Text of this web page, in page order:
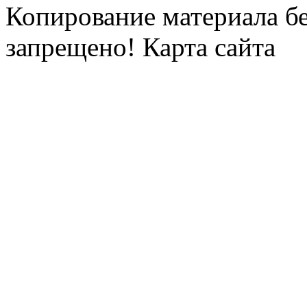
Копирование материала
запрещено! Карта сайта